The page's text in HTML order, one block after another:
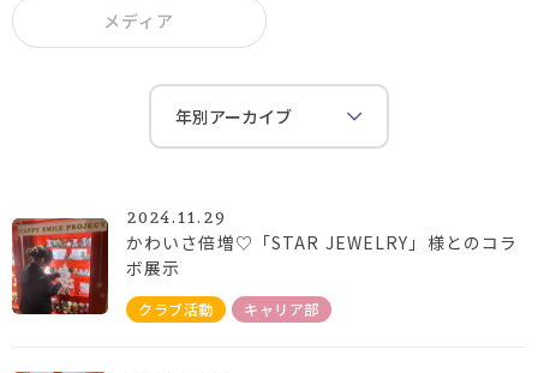
Instagramメディア
2024.11.29
かわいさ倍増♡「STAR JEWELRY」様とのコラ
ボ展示
クラブ活動 キャリア部